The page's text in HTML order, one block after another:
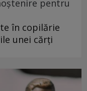
pentru
în copilărie
unei cărți